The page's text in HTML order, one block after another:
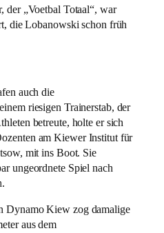
der „Voetbal Totaal“, war
die Lobanowski schon früh
auch die
riesigen Trainerstab, der
betreute, holte er sich
am Kiewer Institut für
mit ins Boot. Sie
ungeordnete Spiel nach
Dynamo Kiew zog damalige
aus dem